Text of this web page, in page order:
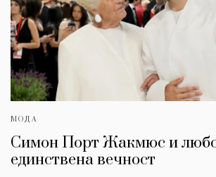
МОДА
Симон Порт Жакмюс и
единствена вечност